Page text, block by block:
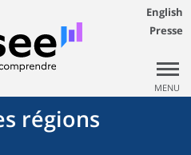
English
Presse
MENU
régions